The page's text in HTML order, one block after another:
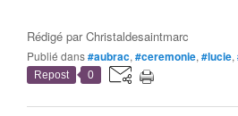
Rédigé parChristaldesaintmarc
Publié dans#aubrac, #ceremonie, #lucie,
Repost 0